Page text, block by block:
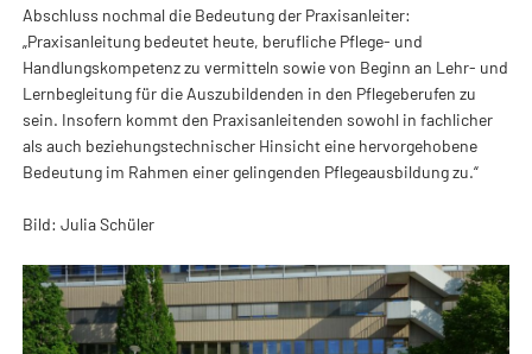
Abschluss nochmal die Bedeutung der Praxisanleiter:
„Praxisanleitung bedeutet heute, berufliche Pflege- und
Handlungskompetenz zu vermitteln sowie von Beginn an Lehr- und
Lernbegleitung für die Auszubildenden in den Pflegeberufen zu
sein. Insofern kommt den Praxisanleitenden sowohl in fachlicher
als auch beziehungstechnischer Hinsicht eine hervorgehobene
Bedeutung im Rahmen einer gelingenden Pflegeausbildung zu.“
Bild: Julia Schüler